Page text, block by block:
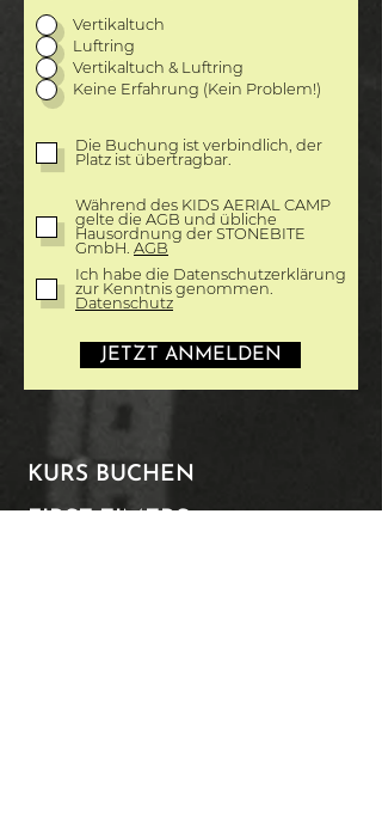
Vertikaltuch
Luftring
Vertikaltuch & Luftring
Keine Erfahrung (Kein Problem!)
Die Buchung ist verbindlich, der
Platz ist übertragbar.
Während des KIDS AERIAL CAMP
gelte die AGB und übliche
Hausordnung der STONEBITE
GmbH. AGB
Ich habe die Datenschutzerklärung
zur Kenntnis genommen.
Datenschutz
JETZT ANMELDEN
KURS BUCHEN​